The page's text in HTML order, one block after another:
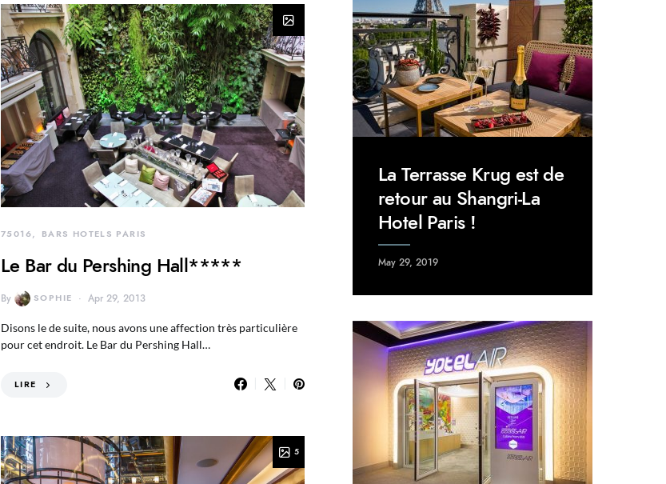
75016 BARS HOTELS PARIS
Le Bar du Pershing Hall*****
By SOPHIE Apr 29, 2013
Disons le de suite, nous avons une affection très particulière
pour cet endroit. Le Bar du Pershing Hall…
LIRE
5
La Terrasse Krug est de
retour au Shangri-La
Hotel Paris !
May 29, 2019